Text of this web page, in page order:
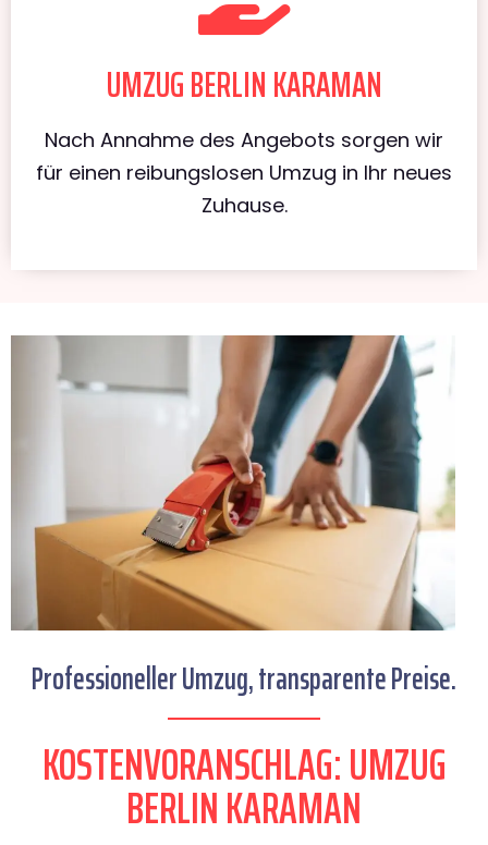
UMZUG BERLIN KARAMAN
Nach Annahme des Angebots sorgen wir
für einen reibungslosen Umzug in Ihr neues
Zuhause.
Professioneller Umzug, transparente Preise.
KOSTENVORANSCHLAG: UMZUG
BERLIN KARAMAN